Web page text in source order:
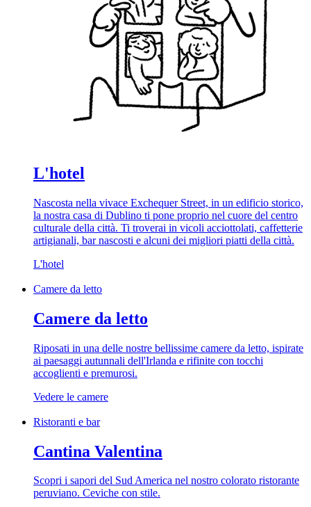
L'hotel
Nascosta nella vivace Exchequer Street, in un edificio storico,
la nostra casa di Dublino ti pone proprio nel cuore del centro
culturale della città. Ti troverai in vicoli acciottolati, caffetterie
artigianali, bar nascosti e alcuni dei migliori piatti della città.
L'hotel
Camere da letto
Camere da letto
Riposati in una delle nostre bellissime camere da letto, ispirate
ai paesaggi autunnali dell'Irlanda e rifinite con tocchi
accoglienti e premurosi.
Vedere le camere
Ristoranti e bar
Cantina Valentina
Scopri i sapori del Sud America nel nostro colorato ristorante
peruviano. Ceviche con stile.